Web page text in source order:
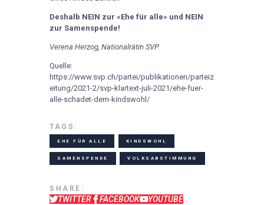
Deshalb NEIN zur «Ehe für alle» und NEIN
zur Samenspende!
Verena Herzog, Nationalrätin SVP
Quelle:
https://www.svp.ch/partei/publikationen/parteiz
eitung/2021-2/svp-klartext-juli-2021/ehe-fuer-
alle-schadet-dem-kindswohl/
TAGS:
EHE FÜR ALLE KINDSWOHL
SAMENSPENDE VOLKSABSTIMMUNG
SHARE:
TWITTER FACEBOOK YOUTUBE